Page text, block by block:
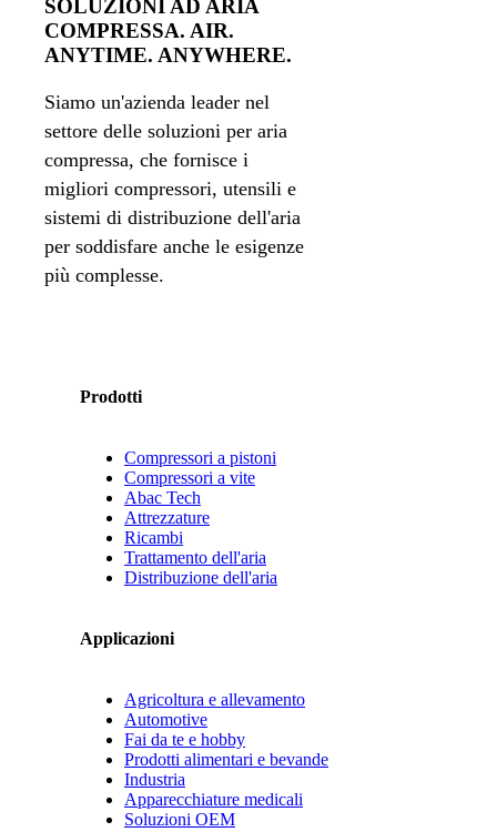
SOLUZIONI AD ARIA
COMPRESSA. AIR.
ANYTIME. ANYWHERE.
Siamo un'azienda leader nel
settore delle soluzioni per aria
compressa, che fornisce i
migliori compressori, utensili e
sistemi di distribuzione dell'aria
per soddisfare anche le esigenze
più complesse.
Prodotti
Compressori a pistoni
Compressori a vite
Abac Tech
Attrezzature
Ricambi
Trattamento dell'aria
Distribuzione dell'aria
Applicazioni
Agricoltura e allevamento
Automotive
Fai da te e hobby
Prodotti alimentari e bevande
Industria
Apparecchiature medicali
Soluzioni OEM